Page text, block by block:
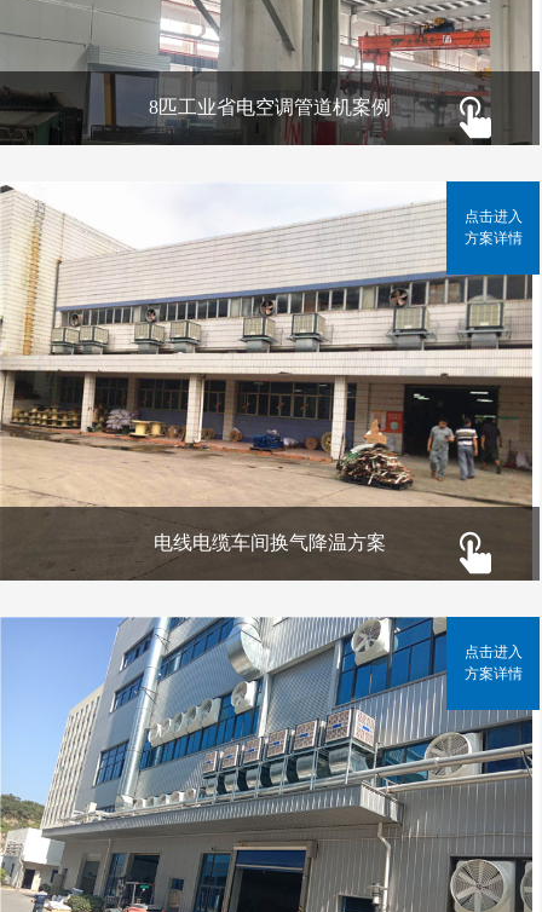
8匹工业省电空调管道机案例
电线电缆车间换气降温方案
点击进入
方案详情
点击进入
方案详情